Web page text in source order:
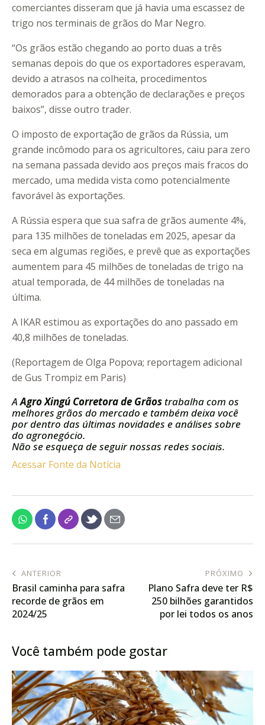
comerciantes disseram que já havia uma escassez de
trigo nos terminais de grãos do Mar Negro.
“Os grãos estão chegando ao porto duas a três
semanas depois do que os exportadores esperavam,
devido a atrasos na colheita, procedimentos
demorados para a obtenção de declarações e preços
baixos”, disse outro trader.
O imposto de exportação de grãos da Rússia, um
grande incômodo para os agricultores, caiu para zero
na semana passada devido aos preços mais fracos do
mercado, uma medida vista como potencialmente
favorável às exportações.
A Rússia espera que sua safra de grãos aumente 4%,
para 135 milhões de toneladas em 2025, apesar da
seca em algumas regiões, e prevê que as exportações
aumentem para 45 milhões de toneladas de trigo na
atual temporada, de 44 milhões de toneladas na
última.
A IKAR estimou as exportações do ano passado em
40,8 milhões de toneladas.
(Reportagem de Olga Popova; reportagem adicional
de Gus Trompiz em Paris)
AAgro Xingú Corretora de Grãos trabalha com os
melhores grãos do mercado e também deixa você
por dentro das últimas novidades e análises sobre
do agronegócio.
Não se esqueça de seguir nossas redes sociais.
Acessar Fonte da Notícia
ANTERIOR
Brasil caminha para safra
recorde de grãos em
2024/25
PRÓXIMO
Plano Safra deve ter R$
250 bilhões garantidos
por lei todos os anos
Você também pode gostar